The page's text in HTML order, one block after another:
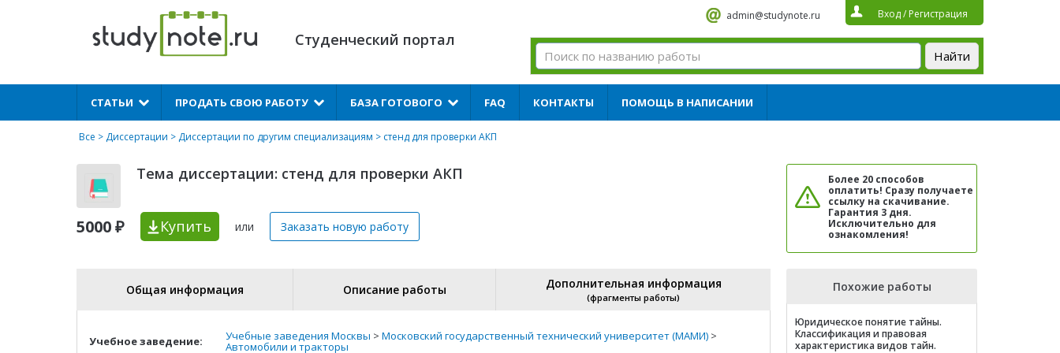
Студенческий портал
admin@studynote.ru Вход/ Регистрация
СТАТЬИ ПРОДАТЬ СВОЮ РАБОТУ БАЗА ГОТОВОГО FAQ КОНТАКТЫ ПОМОЩЬ В НАПИСАНИИ
Все > Диссертации > Диссертации по другим специализациям > стенд для проверки АКП
Тема диссертации: стенд для проверки АКП
5000 ₽ Купить или Заказать новую работу
Более 20 способов
оплатить! Сразу получаете
ссылку на скачивание.
Гарантия 3 дня.
Исключительно для
ознакомления!
Общая информация Описание работы Дополнительная информация
(фрагменты работы)
Учебное заведение: Учебные заведения Москвы > Московский государственный технический университет (МАМИ) >
Автомобили и тракторы
Похожие работы
Юридическое понятие тайны.
Классификация и правовая
характеристика видов тайн.